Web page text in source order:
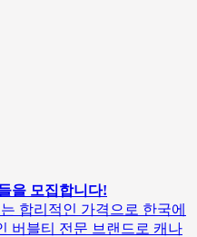
을 모집합니다!
합리적인 가격으로 한국에
버블티 전문 브랜드로 캐나